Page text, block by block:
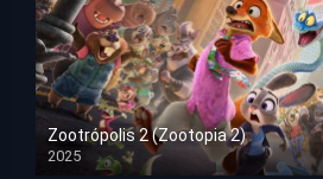
Zootrópolis 2 (Zootopia 2)
2025
HD 1080p